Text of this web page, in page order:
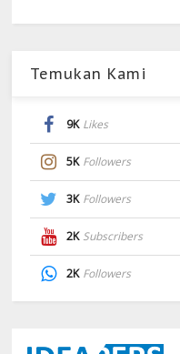
Temukan Kami
9K Likes
5K Followers
3K Followers
2K Subscribers
2K Followers